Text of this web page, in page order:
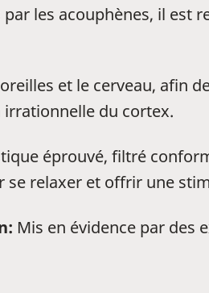
par les acouphènes, il
et le cerveau, afin
du cortex.
éprouvé, filtré
se relaxer et offrir une
Mis en évidence par des